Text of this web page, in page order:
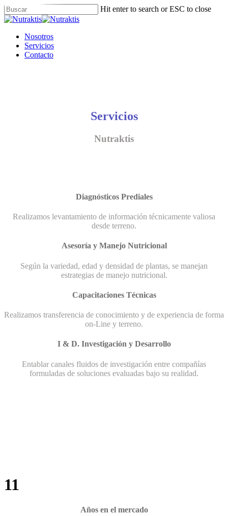
Skip
to
content
Hit enter to search or ESC to close
Close
Menu
Nosotros
Servicios
Contacto
Servicios
Nutraktis
Diagnósticos Prediales
Realizamos levantamiento de información técnicamente valiosa
desde terreno.
Asesoría y Manejo Nutricional
Según la variedad, edad y densidad de plantas, se manejan
estrategias de manejo nutricional.
Capacitaciones Técnicas
Realizamos transferencia de conocimiento y de experiencia de forma
on-Line y terreno.
I & D. Investigación y Desarrollo
Entablar canales fluidos de investigación entre compañías
formuladas de soluciones evaluadas bajo su realidad.
11
Años en el mercado